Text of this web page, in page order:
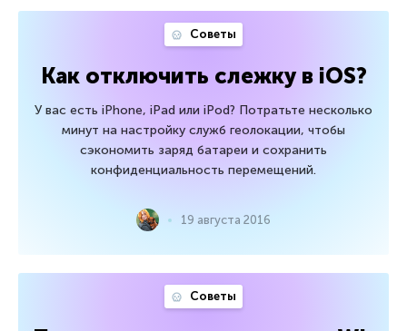
Советы
Как отключить слежку в iOS?
У вас есть iPhone, iPad или iPod? Потратьте несколько
минут на настройку служб геолокации, чтобы
сэкономить заряд батареи и сохранить
конфиденциальность перемещений.
19 августа 2016
Советы